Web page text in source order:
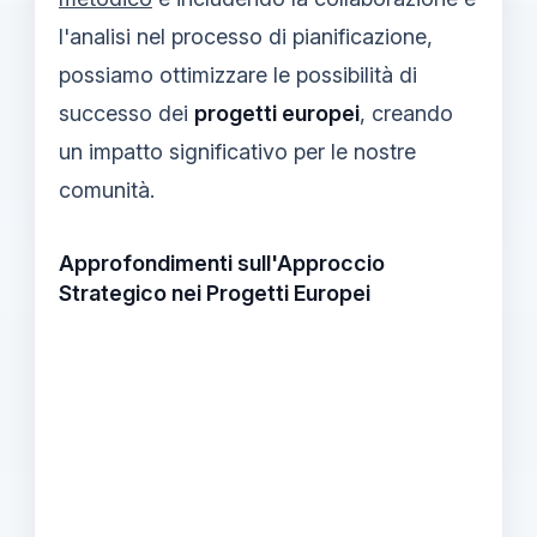
l'analisi nel processo di pianificazione,
possiamo ottimizzare le possibilità di
successo dei progetti europei, creando
un impatto significativo per le nostre
comunità.
Approfondimenti sull'Approccio
Strategico nei Progetti Europei